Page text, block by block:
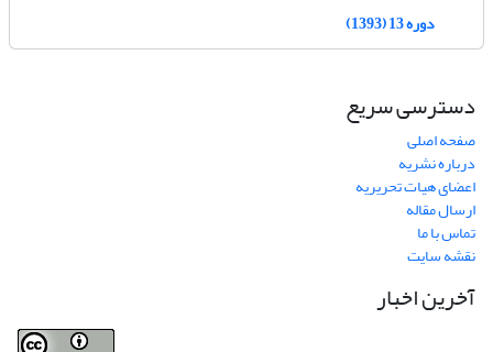
دوره 13 (1393)
دسترسی سریع
صفحه اصلی
درباره نشریه
اعضای هیات تحریریه
ارسال مقاله
تماس با ما
نقشه سایت
آخرین اخبار